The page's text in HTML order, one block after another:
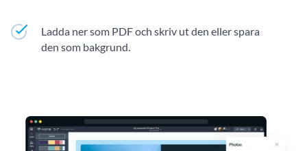
Ladda ner som PDF och skriv ut den eller spara
den som bakgrund.